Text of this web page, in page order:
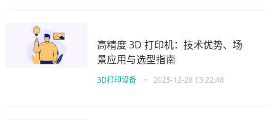
高精度 3D 打印机：技术优势、场
景应用与选型指南
3D打印设备 • 2025-12-28 13:22:48